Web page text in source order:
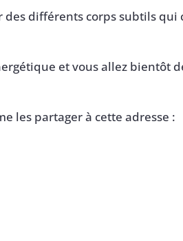
différents corps subtils qui
et vous allez bientôt
les partager à cette adresse :